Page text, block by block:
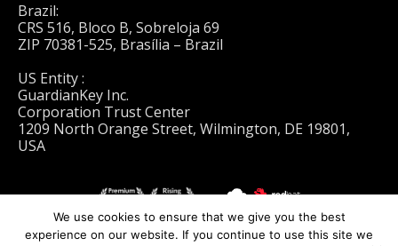
Brazil:
CRS 516, Bloco B, Sobreloja 69
ZIP 70381-525, Brasília – Brazil
US Entity :
GuardianKey Inc.
Corporation Trust Center
1209 North Orange Street, Wilmington, DE 19801,
USA
We use cookies to ensure that we give you the best
experience on our website. If you continue to use this site we